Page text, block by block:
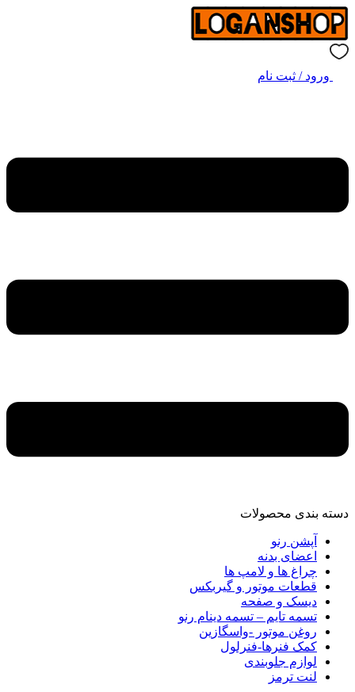
ورود / ثبت نام
دسته‌ بندی محصولات
آپشن رنو
اعضای بدنه
چراغ ها و لامپ ها
قطعات موتور و گیربکس
دیسک و صفحه
تسمه تایم – تسمه دینام رنو
روغن موتور -واسگازین
کمک فنرها-فنرلول
لوازم جلوبندی
لنت ترمز